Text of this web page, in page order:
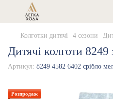
Колготки дитячі 4 сезони
Дитячі колготи
Артикул: 8249 4582 6402 срібло
Розпродаж